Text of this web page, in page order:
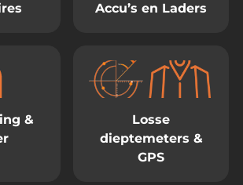
Accu’s en Laders
&
Losse
dieptemeters &
GPS